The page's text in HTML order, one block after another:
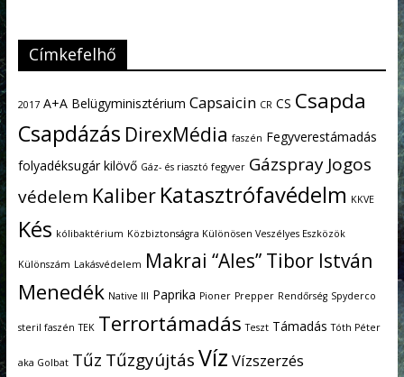
Címkefelhő
2017 A+A Belügyminisztérium Capsaicin CR CS Csapda
Csapdázás DirexMédia faszén Fegyverestámadás
folyadéksugár kilövő Gáz- és riasztó fegyver Gázspray Jogos
védelem Kaliber Katasztrófavédelm KKVE
Kés kólibaktérium Közbiztonságra Különösen Veszélyes Eszközök
Különszám Lakásvédelem Makrai “Ales” Tibor István
Menedék Native III Paprika Pioner Prepper Rendőrség Spyderco
steril faszén TEK Terrortámadás Teszt Támadás Tóth Péter
aka Golbat Tűz TűzgyújtásVíz Vízszerzés